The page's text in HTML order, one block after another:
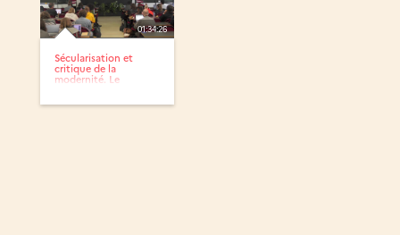
01:34:26
Sécularisation et
critique de la
modernité. Le